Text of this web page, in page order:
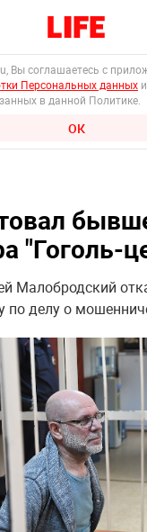
Вы соглашаетесь с
Персональных данных
в данной Политике.
ОК
"Гоголь-
Малобродский
по делу о